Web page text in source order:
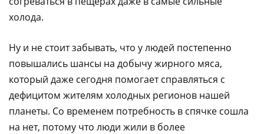
холода.
Ну и не стоит забывать, что у людей постепенно
повышались шансы на добычу жирного мяса,
который даже сегодня помогает справляться с
дефицитом жителям холодных регионов нашей
планеты. Со временем потребность в спячке сошла
на нет, потому что люди жили в более